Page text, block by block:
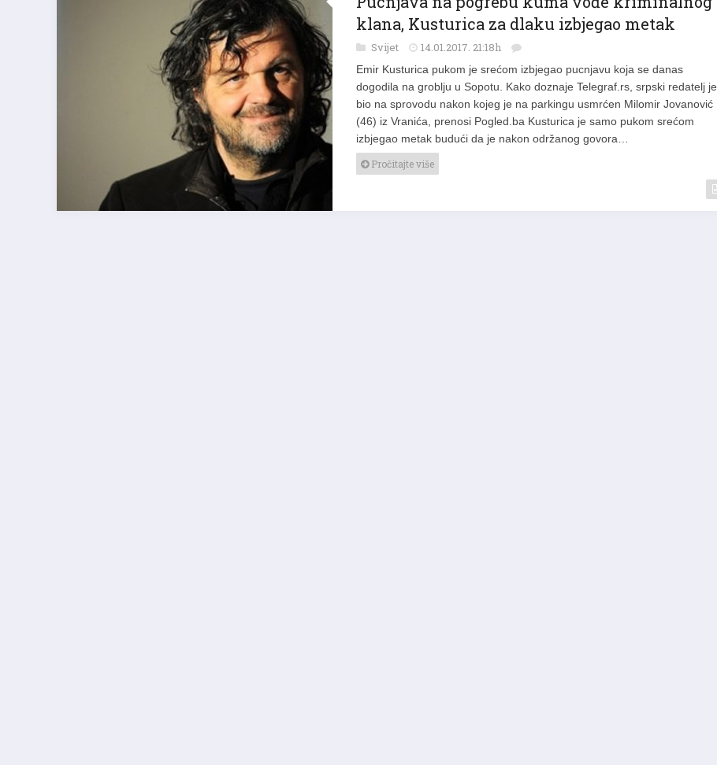
klana, Kusturica za dlaku izbjegao metak
Svijet 14.01.2017. 21:18h
Emir Kusturica pukom je srećom izbjegao pucnjavu koja se danas
dogodila na groblju u Sopotu. Kako doznaje Telegraf.rs, srpski redatelj je
bio na sprovodu nakon kojeg je na parkingu usmrćen Milomir Jovanović
(46) iz Vranića, prenosi Pogled.ba Kusturica je samo pukom srećom
izbjegao metak budući da je nakon održanog govora…
Pročitajte više